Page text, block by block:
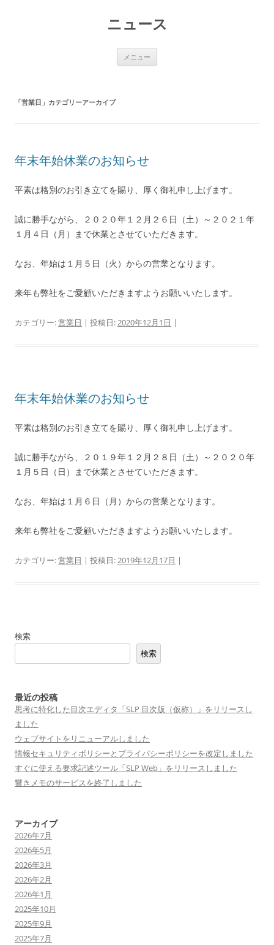
ニュース
メニュー
「営業日 」カテゴリーアーカイブ
年末年始休業のお知らせ
平素は格別のお引き立てを賜り、厚く御礼申し上げます。
誠に勝手ながら、２０２０年１２月２６日（土）～２０２１年
１月４日（月）まで休業とさせていただきます。
なお、年始は１月５日（火）からの営業となります。
来年も弊社をご愛顧いただきますようお願いいたします。
カテゴリー:営業日 | 投稿日:2020年12月1日 |
年末年始休業のお知らせ
平素は格別のお引き立てを賜り、厚く御礼申し上げます。
誠に勝手ながら、２０１９年１２月２８日（土）～２０２０年
１月５日（日）まで休業とさせていただきます。
なお、年始は１月６日（月）からの営業となります。
来年も弊社をご愛顧いただきますようお願いいたします。
カテゴリー:営業日 | 投稿日:2019年12月17日 |
検索
検索
最近の投稿
思考に特化した目次エディタ「SLP 目次版（仮称）」をリリースし
ました
ウェブサイトをリニューアルしました
情報セキュリティポリシーとプライバシーポリシーを改定しました
すぐに使える要求記述ツール「SLP Web」をリリースしました
響きメモのサービスを終了しました
アーカイブ
2026年7月
2026年5月
2026年3月
2026年2月
2026年1月
2025年10月
2025年9月
2025年7月